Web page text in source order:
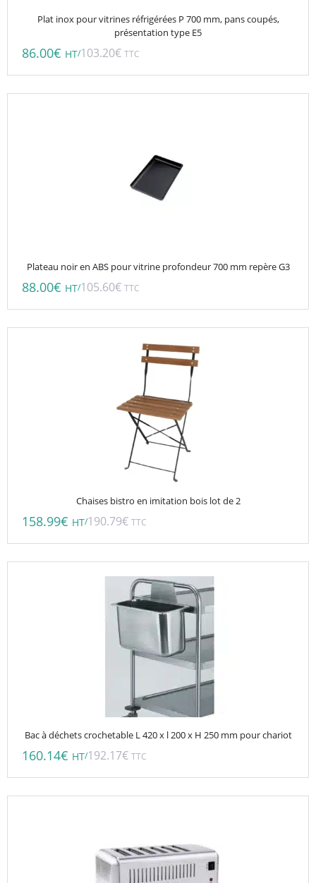
Plat inox pour vitrines réfrigérées P 700 mm, pans coupés,
présentation type E5
86.00€ HT/103.20€ TTC
Plateau noir en ABS pour vitrine profondeur 700 mm repère G3
88.00€ HT/105.60€ TTC
Chaises bistro en imitation bois lot de 2
158.99€ HT/190.79€ TTC
Bac à déchets crochetable L 420 x l 200 x H 250 mm pour chariot
160.14€ HT/192.17€ TTC